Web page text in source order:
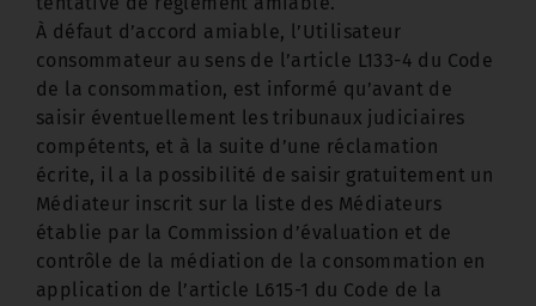
À défaut d’accord amiable, l’Utilisateur
consommateur au sens de l’article L133-4 du Code
de la consommation, est informé qu’avant de
saisir éventuellement les tribunaux judiciaires
compétents, et à la suite d’une réclamation
écrite, il a la possibilité de saisir gratuitement un
Médiateur inscrit sur la liste des Médiateurs
établie par la Commission d’évaluation et de
contrôle de la médiation de la consommation en
application de l’article L615-1 du Code de la